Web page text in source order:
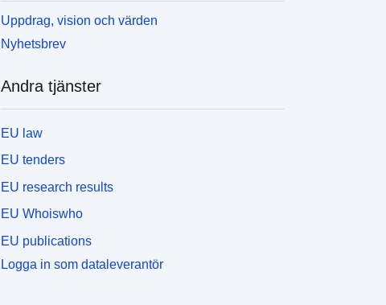
Uppdrag, vision och värden
Nyhetsbrev
Andra tjänster
EU law
EU tenders
EU research results
EU Whoiswho
EU publications
Logga in som dataleverantör